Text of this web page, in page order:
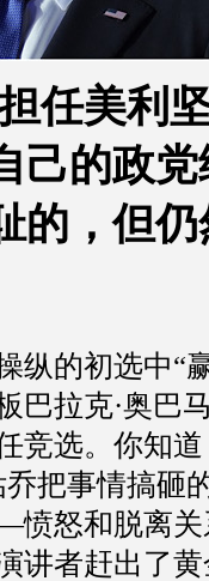
任美利
己的政
的，但
纵的初选中“
巴拉克·奥巴
竞选。你知
把事情搞砸
愤怒和脱离
讲者赶出了